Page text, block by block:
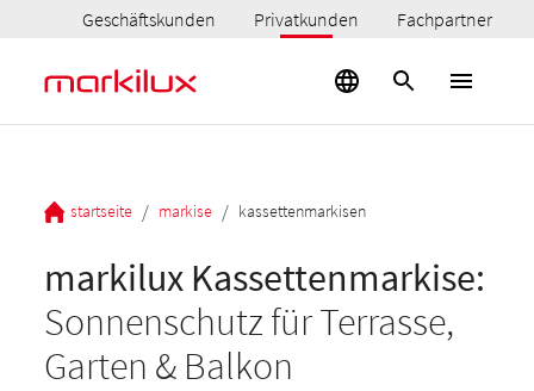
Geschäftskunden Privatkunden Fachpartner
startseite / markise / kassettenmarkisen
markilux Kassettenmarkise:
Sonnenschutz für Terrasse,
Garten & Balkon